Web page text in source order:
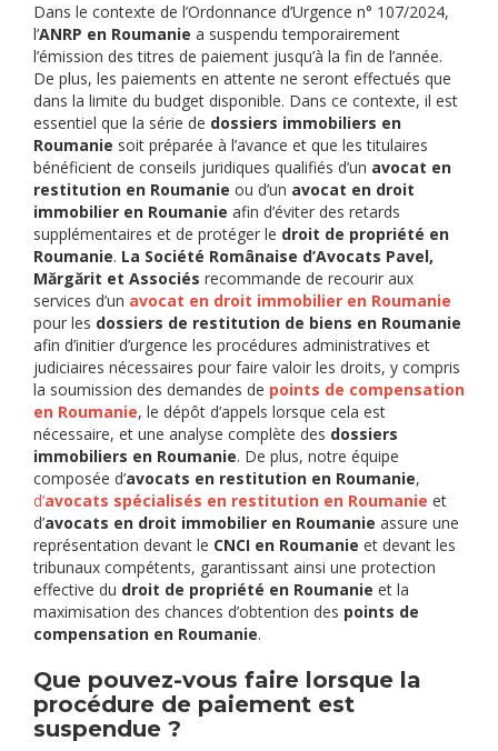
Dans le contexte de l’Ordonnance d’Urgence n° 107/2024,
l’ANRP en Roumanie a suspendu temporairement
l’émission des titres de paiement jusqu’à la fin de l’année.
De plus, les paiements en attente ne seront effectués que
dans la limite du budget disponible. Dans ce contexte, il est
essentiel que la série de dossiers immobiliers en
Roumanie soit préparée à l’avance et que les titulaires
bénéficient de conseils juridiques qualifiés d’un avocat en
restitution en Roumanie ou d’un avocat en droit
immobilier en Roumanie afin d’éviter des retards
supplémentaires et de protéger le droit de propriété en
Roumanie. La Société Românaise d’Avocats Pavel,
Mărgărit et Associés recommande de recourir aux
services d’un avocat en droit immobilier en Roumanie
pour les dossiers de restitution de biens en Roumanie
afin d’initier d’urgence les procédures administratives et
judiciaires nécessaires pour faire valoir les droits, y compris
la soumission des demandes de points de compensation
en Roumanie, le dépôt d’appels lorsque cela est
nécessaire, et une analyse complète des dossiers
immobiliers en Roumanie. De plus, notre équipe
composée d’avocats en restitution en Roumanie,
d’avocats spécialisés en restitution en Roumanie et
d’avocats en droit immobilier en Roumanie assure une
représentation devant le CNCI en Roumanie et devant les
tribunaux compétents, garantissant ainsi une protection
effective du droit de propriété en Roumanie et la
maximisation des chances d’obtention des points de
compensation en Roumanie.
Que pouvez-vous faire lorsque la
procédure de paiement est
suspendue ?